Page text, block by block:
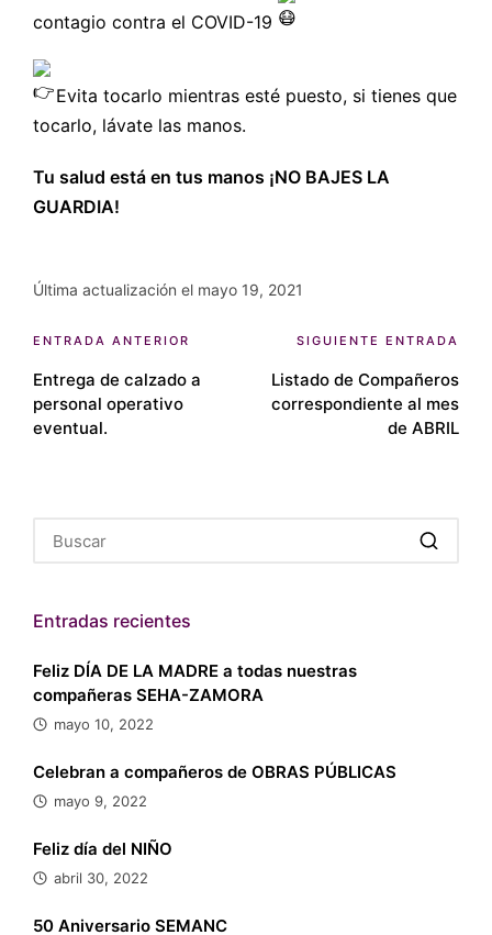
contagio contra el COVID-19
Evita tocarlo mientras esté puesto, si tienes que
tocarlo, lávate las manos.
Tu salud está en tus manos ¡NO BAJES LA
GUARDIA!
Última actualización el mayo 19, 2021
Navegación
de
entradas
ENTRADA ANTERIOR
Entrega de calzado a
personal operativo
eventual.
SIGUIENTE ENTRADA
Listado de Compañeros
correspondiente al mes
de ABRIL
Entradas recientes
Feliz DÍA DE LA MADRE a todas nuestras
compañeras SEHA-ZAMORA
mayo 10, 2022
Celebran a compañeros de OBRAS PÚBLICAS
mayo 9, 2022
Feliz día del NIÑO
abril 30, 2022
50 Aniversario SEMANC